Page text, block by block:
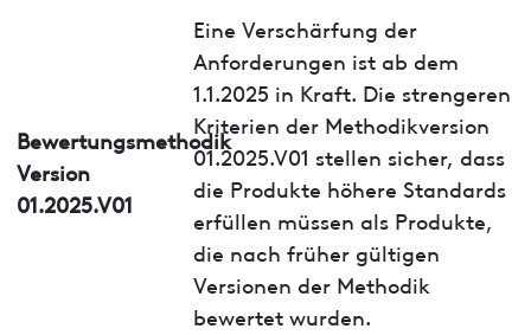
Bewertungsmethodik
Version
01.2025.V01
Eine Verschärfung der
Anforderungen ist ab dem
1.1.2025 in Kraft. Die strengeren
Kriterien der Methodikversion
01.2025.V01 stellen sicher, dass
die Produkte höhere Standards
erfüllen müssen als Produkte,
die nach früher gültigen
Versionen der Methodik
bewertet wurden.